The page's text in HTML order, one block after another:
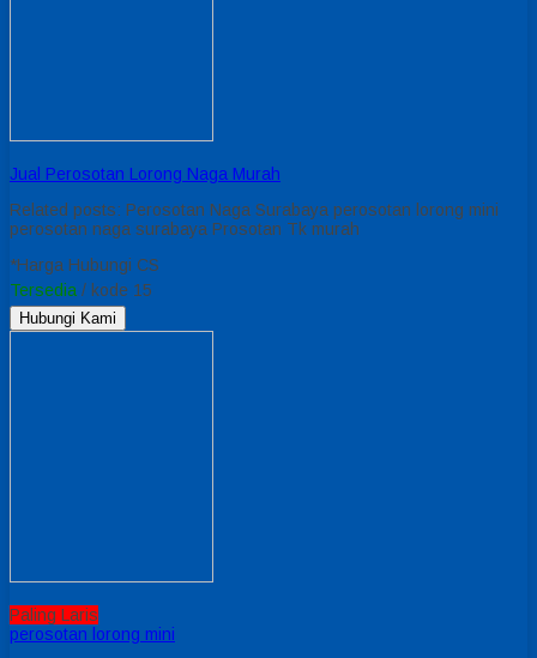
Jual Perosotan Lorong Naga Murah
Related posts: Perosotan Naga Surabaya perosotan lorong mini
perosotan naga surabaya Prosotan Tk murah
*Harga Hubungi CS
Tersedia / kode 15
Hubungi Kami
Paling Laris
perosotan lorong mini